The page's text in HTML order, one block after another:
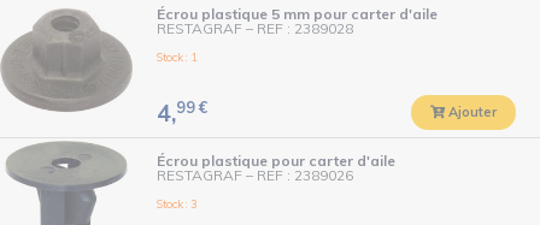
Écrou plastique 5 mm pour carter d'aile
RESTAGRAF – REF : 2389028
Stock : 1
4,99€ Ajouter
Écrou plastique pour carter d'aile
RESTAGRAF – REF : 2389026
Stock : 3